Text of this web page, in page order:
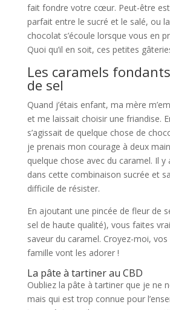
fait fondre votre cœur. Peut-être
parfait entre le sucré et le salé, ou
chocolat s’écoule lorsque vous en
Quoi qu’il en soit, ces petites
Les caramels
de sel
Quand j’étais enfant, ma mère
et me laissait choisir une friandise.
s’agissait de quelque chose de
je prenais mon courage à deux
quelque chose avec du caramel. Il y
dans cette combinaison sucrée et
difficile de résister.
En ajoutant une pincée de fleur de
sel de haute qualité), vous faites
saveur du caramel. Croyez-moi,
famille vont les adorer !
La pâte à tartiner au CBD
Oubliez la pâte à tartiner que je ne
mais qui est trop connue pour